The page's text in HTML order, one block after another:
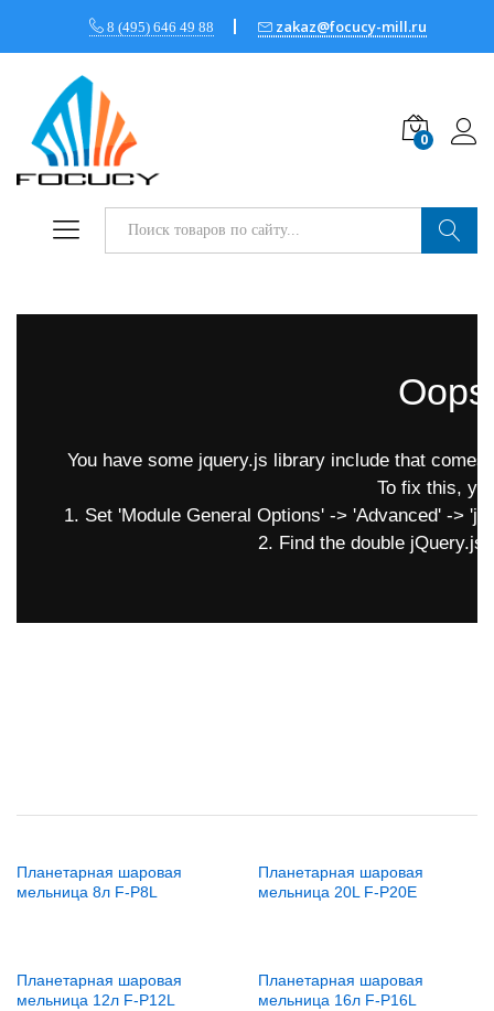
8 (495) 646 49 88 zakaz@focucy-mill.ru
0
You have some jquery.js library include that
To fix this,
1. Set 'Module General Options' -> 'Advanced' ->
2. Find the double jQuery.js
Планетарная шаровая
мельница 8л F-P8L
Планетарная шаровая
мельница 20L F-P20E
Планетарная шаровая
мельница 12л F-P12L
Планетарная шаровая
мельница 16л F-P16L